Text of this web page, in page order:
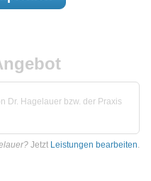
Dr. Hagelauer bzw. der Praxis
Jetzt Leistungen bearbeiten.